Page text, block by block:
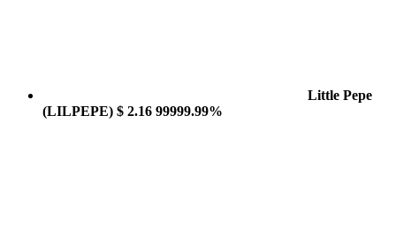
Little Pepe
(LILPEPE) $ 2.16 99999.99%